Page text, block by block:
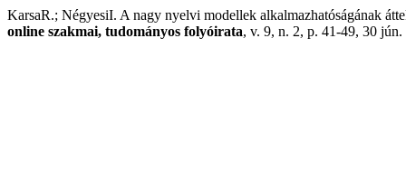
KarsaR.; NégyesiI. A nagy nyelvi modellek alkalmazhatóságának
online szakmai, tudományos folyóirata, v. 9, n. 2, p. 41-49, 30 jún.